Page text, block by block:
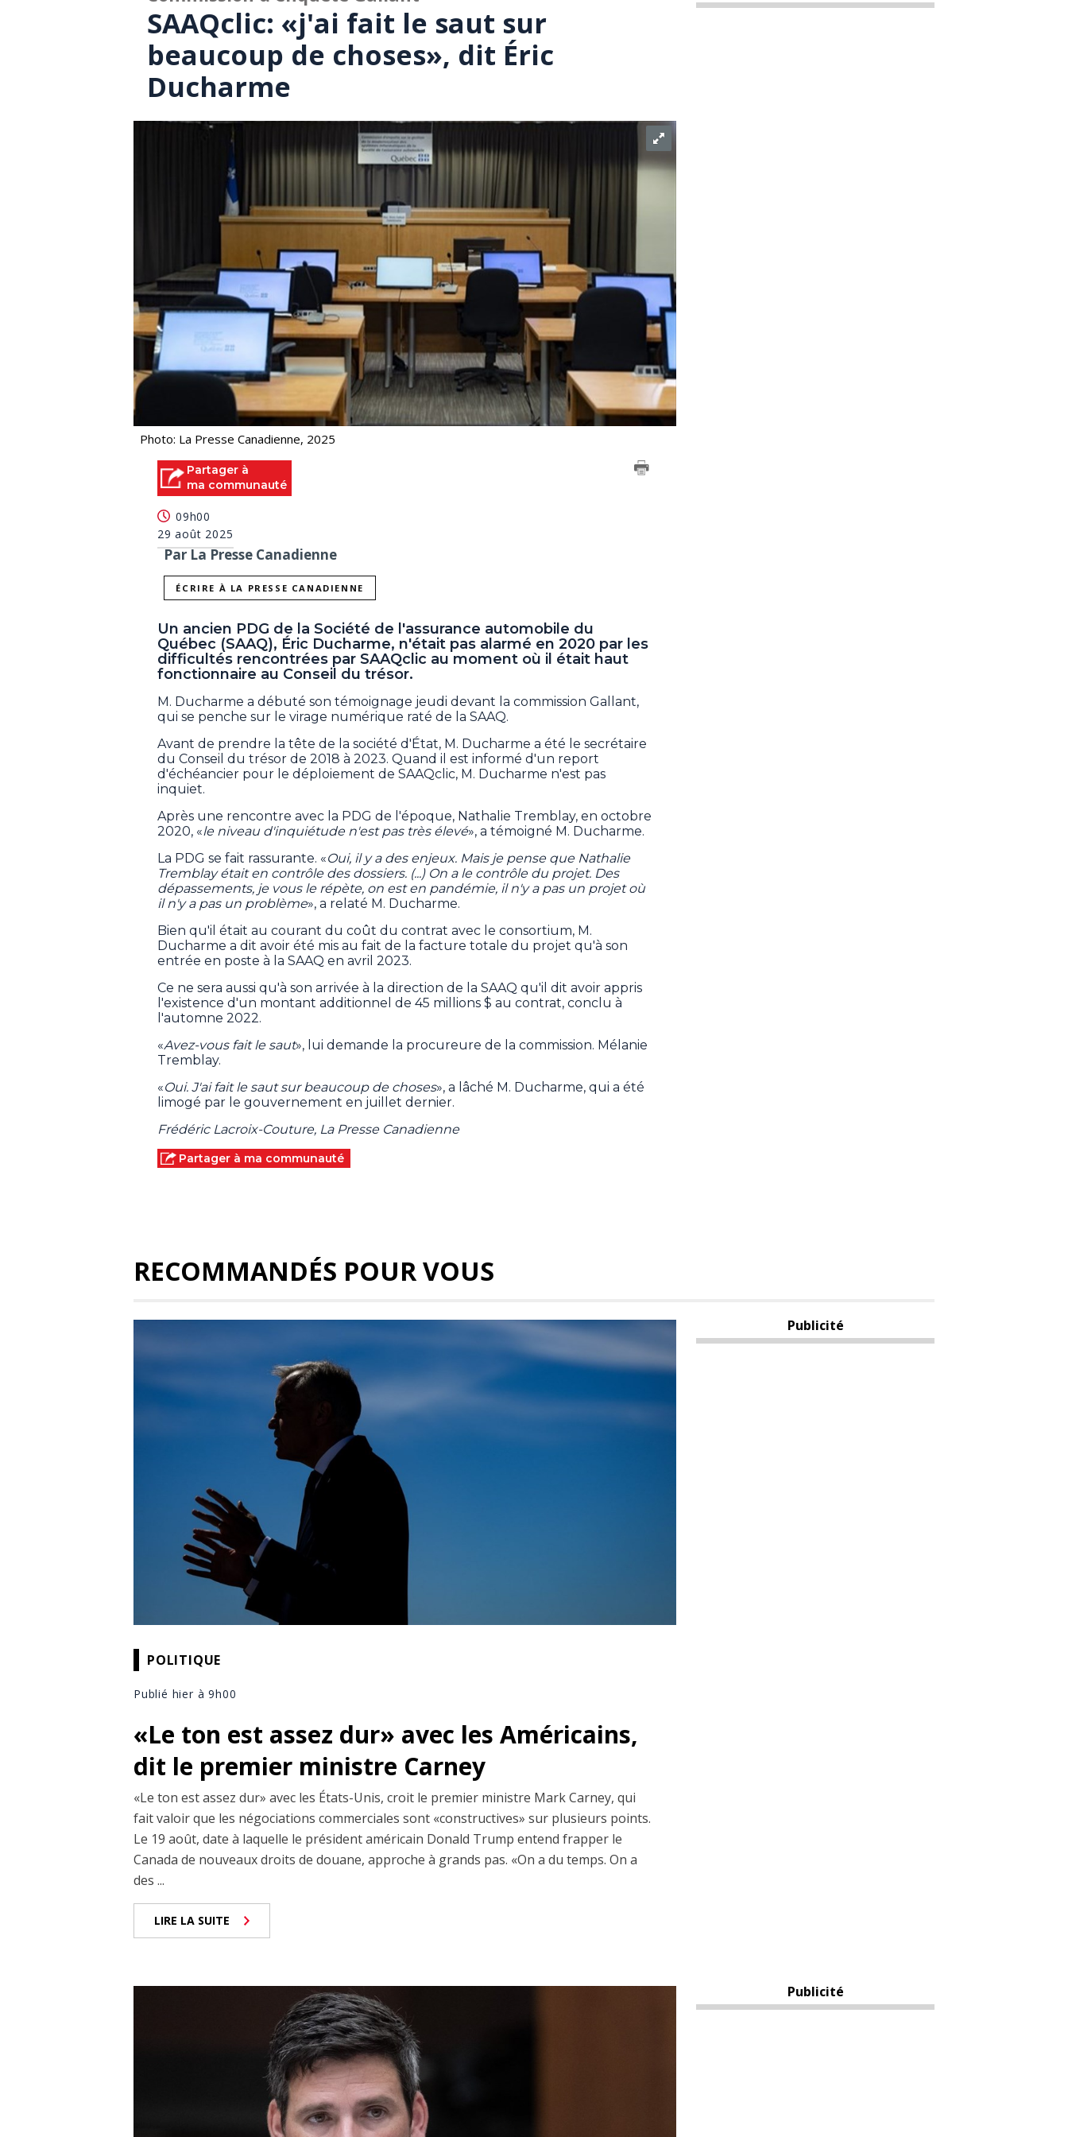
SAAQclic: «j'ai fait le saut sur
beaucoup de choses», dit Éric
Ducharme
Photo: La Presse Canadienne, 2025
Partager à
ma communauté
09h00
29 août 2025
Par La Presse Canadienne
ÉCRIRE À LA PRESSE CANADIENNE
Un ancien PDG de la Société de l'assurance automobile du
Québec (SAAQ), Éric Ducharme, n'était pas alarmé en 2020 par les
difficultés rencontrées par SAAQclic au moment où il était haut
fonctionnaire au Conseil du trésor.
M. Ducharme a débuté son témoignage jeudi devant la commission Gallant,
qui se penche sur le virage numérique raté de la SAAQ.
Avant de prendre la tête de la société d'État, M. Ducharme a été le secrétaire
du Conseil du trésor de 2018 à 2023. Quand il est informé d'un report
d'échéancier pour le déploiement de SAAQclic, M. Ducharme n'est pas
inquiet.
Après une rencontre avec la PDG de l'époque, Nathalie Tremblay, en octobre
2020, «le niveau d'inquiétude n'est pas très élevé», a témoigné M. Ducharme.
La PDG se fait rassurante. «Oui, il y a des enjeux. Mais je pense que Nathalie
Tremblay était en contrôle des dossiers. (...) On a le contrôle du projet. Des
dépassements, je vous le répète, on est en pandémie, il n'y a pas un projet où
il n'y a pas un problème», a relaté M. Ducharme.
Bien qu'il était au courant du coût du contrat avec le consortium, M.
Ducharme a dit avoir été mis au fait de la facture totale du projet qu'à son
entrée en poste à la SAAQ en avril 2023.
Ce ne sera aussi qu'à son arrivée à la direction de la SAAQ qu'il dit avoir appris
l'existence d'un montant additionnel de 45 millions $ au contrat, conclu à
l'automne 2022.
«Avez-vous fait le saut», lui demande la procureure de la commission. Mélanie
Tremblay.
«Oui. J'ai fait le saut sur beaucoup de choses», a lâché M. Ducharme, qui a été
limogé par le gouvernement en juillet dernier.
Frédéric Lacroix-Couture, La Presse Canadienne
Partager à ma communauté
RECOMMANDÉS POUR VOUS
POLITIQUE
Publié hier à 9h00
«Le ton est assez dur» avec les Américains,
dit le premier ministre Carney
«Le ton est assez dur» avec les États-Unis, croit le premier ministre Mark Carney, qui
fait valoir que les négociations commerciales sont «constructives» sur plusieurs points.
Le 19 août, date à laquelle le président américain Donald Trump entend frapper le
Canada de nouveaux droits de douane, approche à grands pas. «On a du temps. On a
des ...
LIRE LA SUITE
Publicité
Publicité